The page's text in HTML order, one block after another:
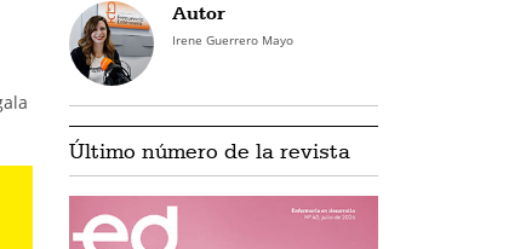
Autor
Irene Guerrero Mayo
Último número de la revista